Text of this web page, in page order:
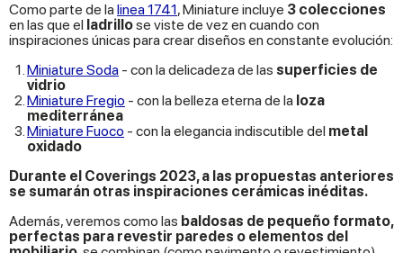
Como parte de la linea 1741, Miniature incluye 3 colecciones
en las que el ladrillose viste de vez en cuando con
inspiraciones únicas para crear diseños en constante evolución:
Miniature Soda - con la delicadeza de las superficies de
vidrio
Miniature Fregio - con la belleza eterna de la loza
mediterránea
Miniature Fuoco - con la elegancia indiscutible del metal
oxidado
Durante el Coverings 2023, a las propuestas anteriores
se sumarán otras inspiraciones cerámicas inéditas.
Además, veremos como las baldosas de pequeño formato,
perfectas para revestir paredes o elementos del